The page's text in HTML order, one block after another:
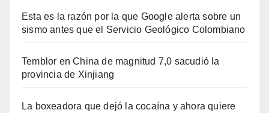
Esta es la razón por la que Google alerta sobre un
sismo antes que el Servicio Geológico Colombiano
Temblor en China de magnitud 7,0 sacudió la
provincia de Xinjiang
La boxeadora que dejó la cocaína y ahora quiere